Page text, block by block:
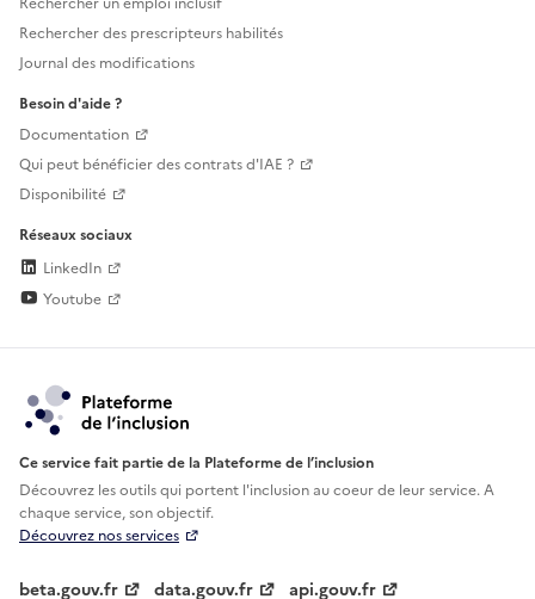
Rechercher des prescripteurs habilités
Journal des modifications
Besoin d'aide ?
Documentation
Qui peut bénéficier des contrats d'IAE ?
Disponibilité
Réseaux sociaux
LinkedIn
Youtube
Ce service fait partie de la Plateforme de l’inclusion
Découvrez les outils qui portent l'inclusion aucoeur de leur service. A
chaque service, son objectif.
Découvrez nos services
beta.gouv.fr data.gouv.fr api.gouv.fr